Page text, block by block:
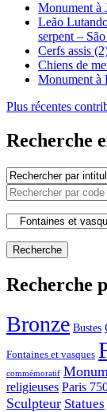
Monument à
Leão
serpent –
Cerfs assis
Chiens de
Monument à
Plus récentes
Recherche
Recherche
Bronze Bustes
Fontaines et vasques
commémoratif
religieuses Paris
Sculpteur Statues